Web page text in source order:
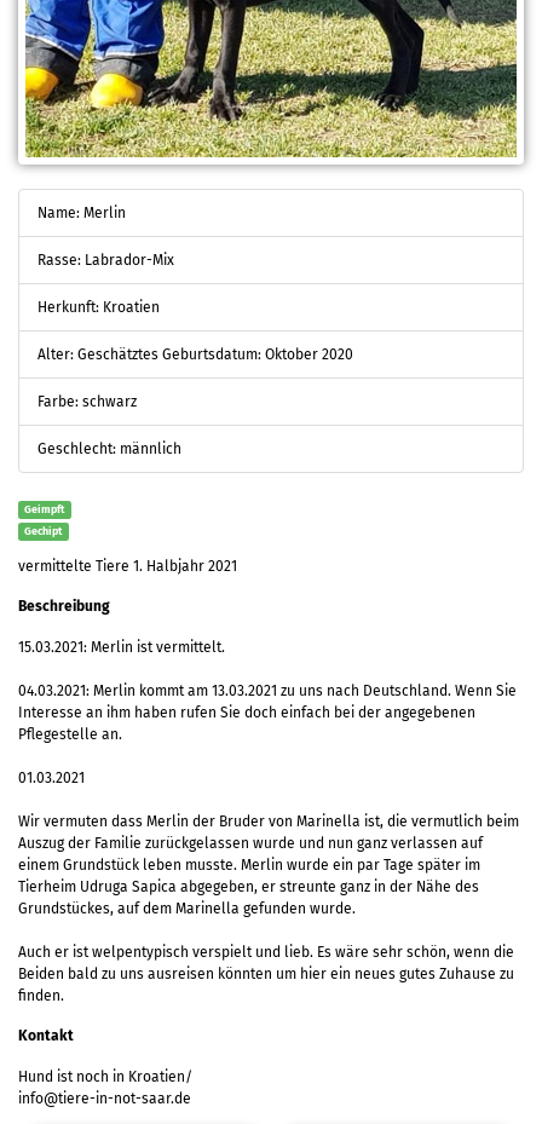
Name: Merlin
Rasse: Labrador-Mix
Herkunft: Kroatien
Alter: Geschätztes Geburtsdatum: Oktober 2020
Farbe: schwarz
Geschlecht: männlich
Geimpft
Gechipt
vermittelte Tiere 1. Halbjahr 2021
Beschreibung
15.03.2021: Merlin ist vermittelt.
04.03.2021: Merlin kommt am 13.03.2021 zu uns nach Deutschland. Wenn Sie
Interesse an ihm haben rufen Sie doch einfach bei der angegebenen
Pflegestelle an.
01.03.2021
Wir vermuten dass Merlin der Bruder von Marinella ist, die vermutlich beim
Auszug der Familie zurückgelassen wurde und nun ganz verlassen auf
einem Grundstück leben musste. Merlin wurde ein par Tage später im
Tierheim Udruga Sapica abgegeben, er streunte ganz in der Nähe des
Grundstückes, auf dem Marinella gefunden wurde.
Auch er ist welpentypisch verspielt und lieb. Es wäre sehr schön, wenn die
Beiden bald zu uns ausreisen könnten um hier ein neues gutes Zuhause zu
finden.
Kontakt
Hund ist noch in Kroatien/
info@tiere-in-not-saar.de